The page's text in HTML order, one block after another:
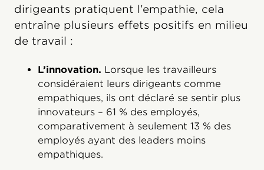
dirigeants pratiquent l’empathie, cela
entraîne plusieurs effets positifs en milieu
de travail :
L’innovation. Lorsque les travailleurs
considéraient leurs dirigeants comme
empathiques, ils ont déclaré se sentir plus
innovateurs – 61 % des employés,
comparativement à seulement 13 % des
employés ayant des leaders moins
empathiques.